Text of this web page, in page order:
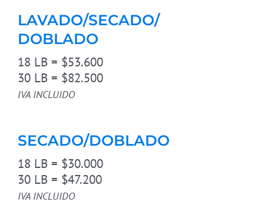
LAVADO/SECADO/
DOBLADO
18 LB = $53.600
30 LB = $82.500
IVA INCLUIDO
SECADO/DOBLADO
18 LB = $30.000
30 LB = $47.200
IVA INCLUIDO